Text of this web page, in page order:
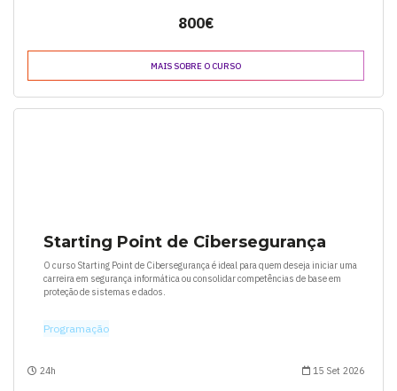
800€
MAIS SOBRE O CURSO
Starting Point de Cibersegurança
O curso Starting Point de Cibersegurança é ideal para quem deseja iniciar uma
carreira em segurança informática ou consolidar competências de base em
proteção de sistemas e dados.
Programação
24h 15 Set 2026